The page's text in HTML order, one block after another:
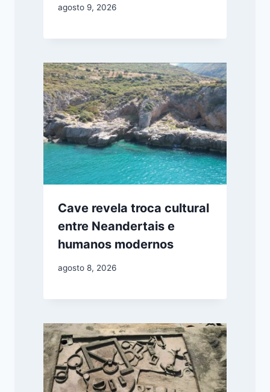
agosto 9, 2026
Cave revela troca cultural
entre Neandertais e
humanos modernos
agosto 8, 2026